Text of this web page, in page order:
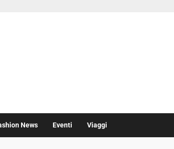
News Eventi Viaggi